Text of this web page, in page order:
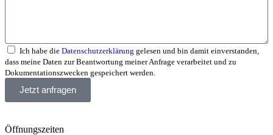
Ich habe die Datenschutzerklärung gelesen und bin damit einverstanden,
dass meine Daten zur Beantwortung meiner Anfrage verarbeitet und zu
Dokumentationszwecken gespeichert werden.
Jetzt anfragen
Öffnungszeiten